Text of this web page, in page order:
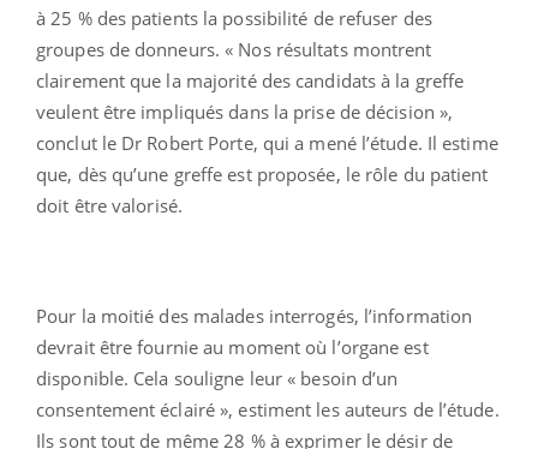
à 25 % des patients la possibilité de refuser des
groupes de donneurs. « Nos résultats montrent
clairement que la majorité des candidats à la greffe
veulent être impliqués dans la prise de décision »,
conclut le Dr Robert Porte, qui a mené l’étude. Il estime
que, dès qu’une greffe est proposée, le rôle du patient
doit être valorisé.
Pour la moitié des malades interrogés, l’information
devrait être fournie au moment où l’organe est
disponible. Cela souligne leur « besoin d’un
consentement éclairé », estiment les auteurs de l’étude.
Ils sont tout de même 28 % à exprimer le désir de